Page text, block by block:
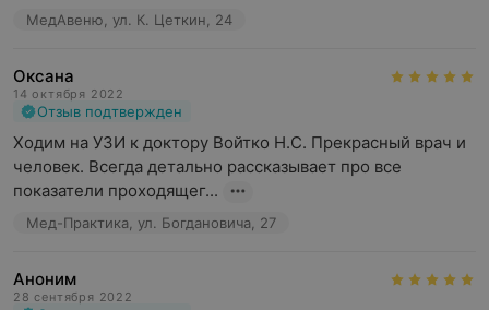
МедАвеню, ул. К. Цеткин, 24
Оксана
14 октября 2022
Отзыв подтвержден
Ходим на УЗИ к доктору Войтко Н.С. Прекрасный врач и
человек. Всегда детально рассказывает про все
показатели проходящег...
Мед-Практика, ул. Богдановича, 27
Аноним
28 сентября 2022